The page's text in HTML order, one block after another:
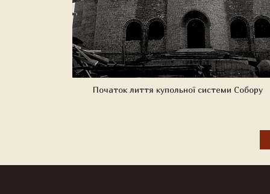
Початок лиття купольної системи Собору